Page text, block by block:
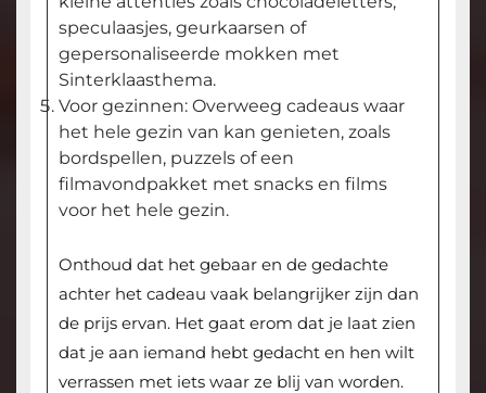
speculaasjes, geurkaarsen of
gepersonaliseerde mokken met
Sinterklaasthema.
Voor gezinnen: Overweeg cadeaus waar
het hele gezin van kan genieten, zoals
bordspellen, puzzels of een
filmavondpakket met snacks en films
voor het hele gezin.
Onthoud dat het gebaar en de gedachte
achter het cadeau vaak belangrijker zijn dan
de prijs ervan. Het gaat erom dat je laat zien
dat je aan iemand hebt gedacht en hen wilt
verrassen met iets waar ze blij van worden.